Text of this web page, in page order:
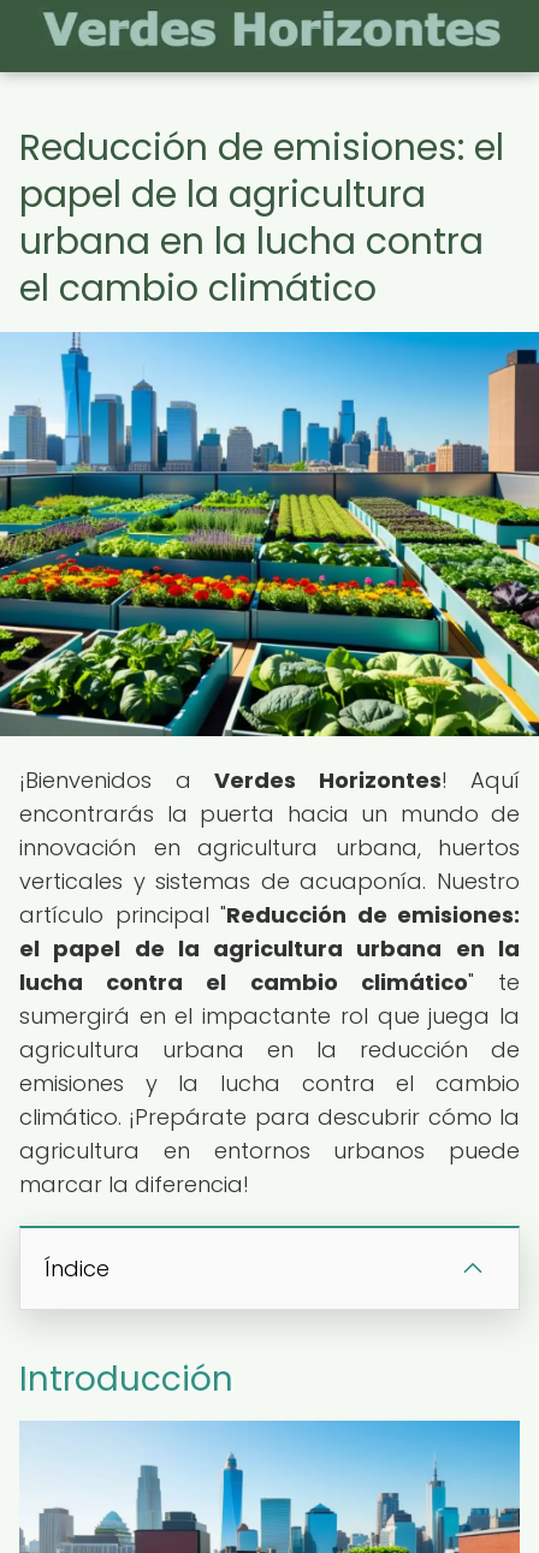
Reducción de emisiones: el
papel de la agricultura
urbana en la lucha contra
el cambio climático
¡Bienvenidos a Verdes Horizontes! Aquí
encontrarás la puerta hacia un mundo de
innovación en agricultura urbana, huertos
verticales y sistemas de acuaponía. Nuestro
artículo principal "Reducción de emisiones:
el papel de la agricultura urbana en la
lucha contra el cambio climático" te
sumergirá en el impactante rol que juega la
agricultura urbana en la reducción de
emisiones y la lucha contra el cambio
climático. ¡Prepárate para descubrir cómo la
agricultura en entornos urbanos puede
marcar la diferencia!
Índice
Introducción